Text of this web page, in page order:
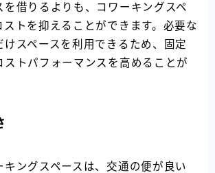
を借りるよりも、コワーキングスペ
ストを抑えることができます。必要な
けスペースを利用できるため、固定
ストパフォーマンスを高めることが
キングスペースは、交通の便が良い